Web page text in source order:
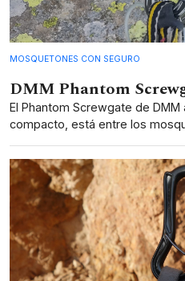
MOSQUETONES CON SEGURO
DMM Phantom
El Phantom Screwgate de
compacto, está entre los